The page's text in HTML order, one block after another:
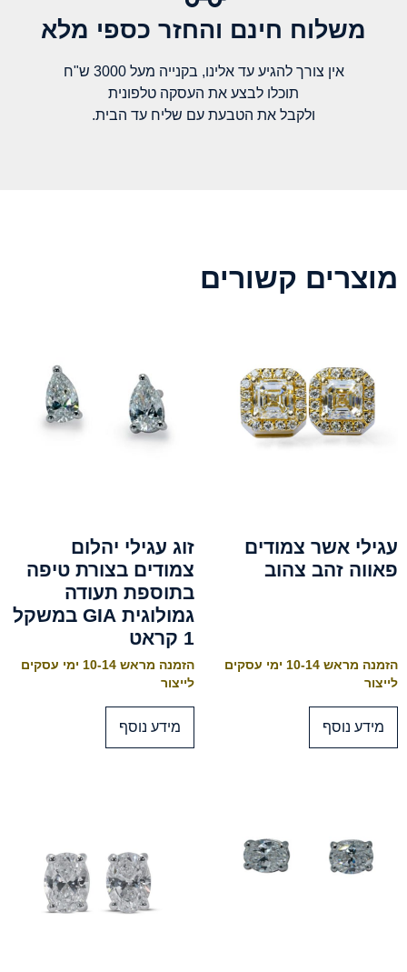
משלוח חינם והחזר כספי מלא​
אין צורך להגיע עד אלינו, בקנייה מעל 3000 ש"ח
תוכלו לבצע את העסקה טלפונית
ולקבל את הטבעת עם שליח עד הבית.
מוצרים קשורים
עגילי אשר צמודים
פאווה זהב צהוב
הזמנה מראש 10-14 ימי עסקים
לייצור
מידע נוסף
זוג עגילי יהלום
צמודים בצורת טיפה
בתוספת תעודה
גמולוגית GIA במשקל
1 קראט
הזמנה מראש 10-14 ימי עסקים
לייצור
מידע נוסף